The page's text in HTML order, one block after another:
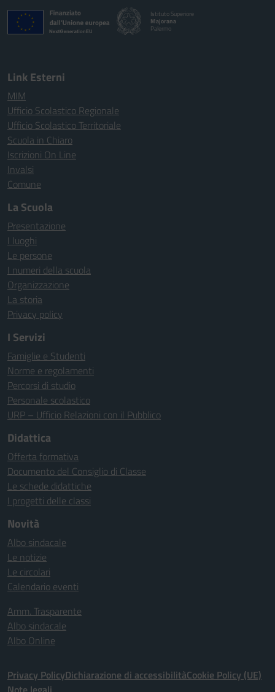
Istituto Superiore
Majorana
Palermo
Link Esterni
MIM
Ufficio Scolastico Regionale
Ufficio Scolastico Territoriale
Scuola in Chiaro
Iscrizioni On Line
Invalsi
Comune
La Scuola
Presentazione
I luoghi
Le persone
I numeri della scuola
Organizzazione
La storia
Privacy policy
I Servizi
Famiglie e Studenti
Norme e regolamenti
Percorsi di studio
Personale scolastico
URP – Ufficio Relazioni con il Pubblico
Didattica
Offerta formativa
Documento del Consiglio di Classe
Le schede didattiche
I progetti delle classi
Novità
Albo sindacale
Le notizie
Le circolari
Calendario eventi
Amm. Trasparente
Albo sindacale
Albo Online
Privacy PolicyDichiarazione di accessibilitàCookie Policy (UE)